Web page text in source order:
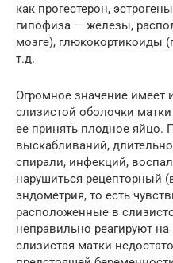
как прогестерон,
гипофиза — железы,
мозге), глюкокортикоиды
т.д.
Огромное значение имеет
слизистой оболочки
ее принять плодное яйцо.
выскабливаний,
спирали, инфекций,
нарушиться рецепторный
эндометрия, то есть
расположенные в
неправильно реагируют
слизистая матки